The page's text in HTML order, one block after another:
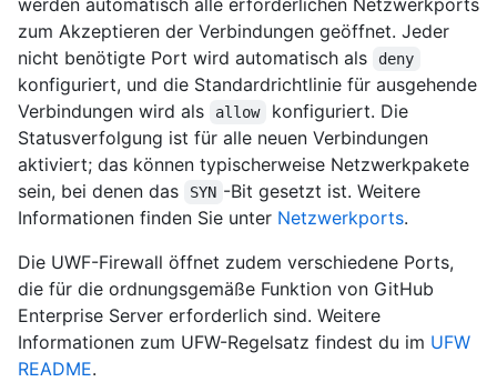
werden automatisch alle erforderlichen Netzwerkports
zum Akzeptieren der Verbindungen geöffnet. Jeder
nicht benötigte Port wird automatisch als
deny
konfiguriert, und die Standardrichtlinie für ausgehende
Verbindungen wird als
allow
konfiguriert. Die
Statusverfolgung ist für alle neuen Verbindungen
aktiviert; das können typischerweise Netzwerkpakete
sein, bei denen das
SYN -Bit gesetzt ist. Weitere
Informationen finden Sie unter Netzwerkports.
Die UWF-Firewall öffnet zudem verschiedene Ports,
die für die ordnungsgemäße Funktion von GitHub
Enterprise Server erforderlich sind. Weitere
Informationen zum UFW-Regelsatz findest du im UFW
README.